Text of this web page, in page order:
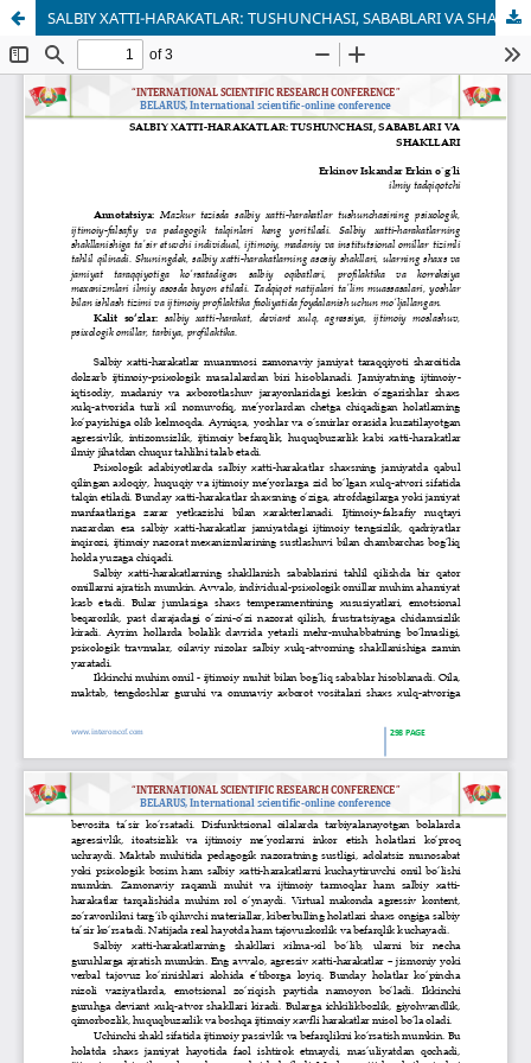
SALBIY XATTI-HARAKATLAR: TUSHUNCHASI, SABABLARI VA SHAKLLARI